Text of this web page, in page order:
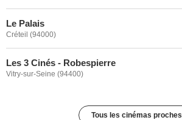
Le Palais
Créteil (94000)
Les 3 Cinés - Robespierre
Vitry-sur-Seine (94400)
Tous les cinémas proches